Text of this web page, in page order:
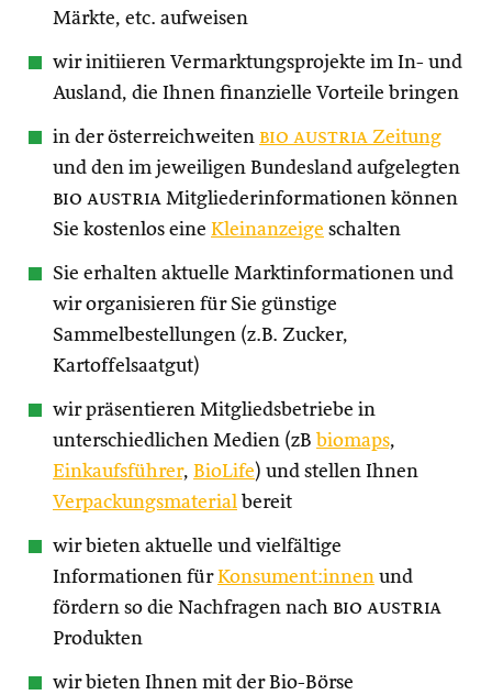
Märkte, etc. aufweisen
wir initiieren Vermarktungsprojekte im In- und
Ausland, die Ihnen finanzielle Vorteile bringen
in der österreichweiten bio austria Zeitung
und den im jeweiligen Bundesland aufgelegten
bio austria Mitgliederinformationen können
Sie kostenlos eine Kleinanzeige schalten
Sie erhalten aktuelle Marktinformationen und
wir organisieren für Sie günstige
Sammelbestellungen (z.B. Zucker,
Kartoffelsaatgut)
wir präsentieren Mitgliedsbetriebe in
unterschiedlichen Medien (zB biomaps,
Einkaufsführer, BioLife) und stellen Ihnen
Verpackungsmaterial bereit
wir bieten aktuelle und vielfältige
Informationen fürKonsument:innen und
fördern so die Nachfragen nach bio austria
Produkten
wir bieten Ihnen mit der Bio-Börse